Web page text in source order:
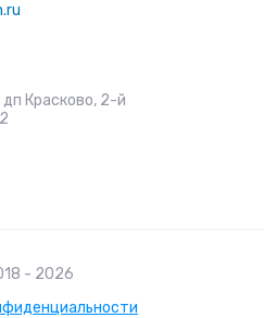
Красково, 2-й
- 2026